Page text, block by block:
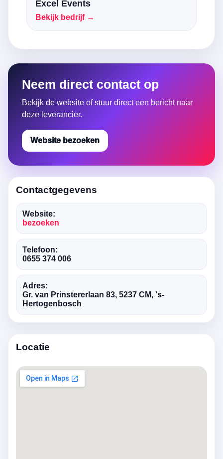
Excel Events
Bekijk bedrijf →
Neem direct contact op
Bekijk de website of stuur direct een bericht naar
deze leverancier.
Website bezoeken
Contactgegevens
Website:
bezoeken
Telefoon:
0655 374 006
Adres:
Gr. van Prinstererlaan 83, 5237 CM, 's-
Hertogenbosch
Locatie